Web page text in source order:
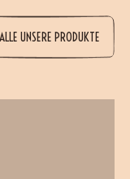
ALLE UNSERE PRODUKTE